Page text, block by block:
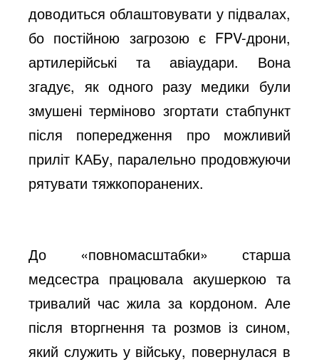
доводиться облаштовувати у підвалах,
бо постійною загрозою є FPV-дрони,
артилерійські та авіаудари. Вона
згадує, як одного разу медики були
змушені терміново згортати стабпункт
після попередження про можливий
приліт КАБу, паралельно продовжуючи
рятувати тяжкопоранених.
До «повномасштабки» старша
медсестра працювала акушеркою та
тривалий час жила за кордоном. Але
після вторгнення та розмов із сином,
який служить у війську, повернулася в